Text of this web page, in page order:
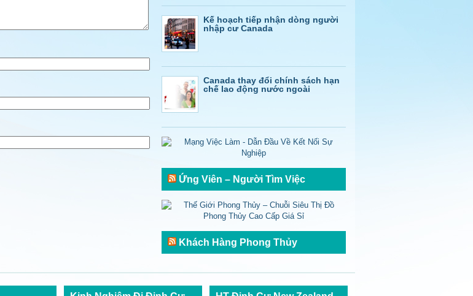
Kế hoạch tiếp nhận dòng người
nhập cư Canada
Canada thay đổi chính sách hạn
chế lao động nước ngoài
Ứng Viên – Người Tìm Việc
Khách Hàng Phong Thủy